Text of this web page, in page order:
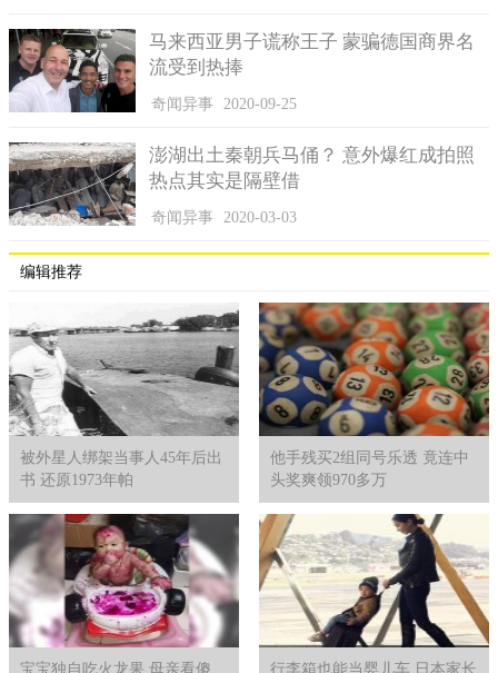
谢嘉怡同时还荣获最上镜小姐奖。
马来西亚男子谎称王子 蒙骗德国商界名
流受到热捧
奇闻异事 2020-09-25
澎湖出土秦朝兵马俑？ 意外爆红成拍照
热点其实是隔壁借
奇闻异事 2020-03-03
编辑推荐
被外星人绑架当事人45年后出
书 还原1973年帕
他手残买2组同号乐透 竟连中
头奖爽领970多万
宝宝独自吃火龙果 母亲看傻 行李箱也能当婴儿车 日本家长